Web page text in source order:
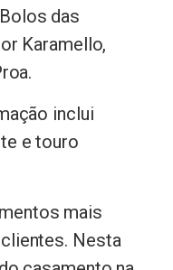
das
Karamello,
inclui
e touro
mais
Nesta